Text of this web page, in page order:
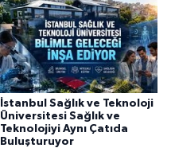
İstanbul Sağlık ve Teknoloji
Üniversitesi Sağlık ve
Teknolojiyi Aynı Çatıda
Buluşturuyor